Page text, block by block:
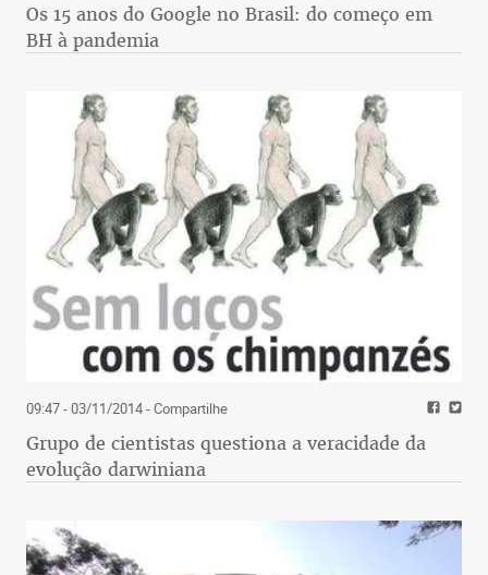
Os 15 anos do Google no Brasil: do começo em
BH à pandemia
09:47 - 03/11/2014- Compartilhe
Grupo de cientistas questiona a veracidade da
evolução darwiniana